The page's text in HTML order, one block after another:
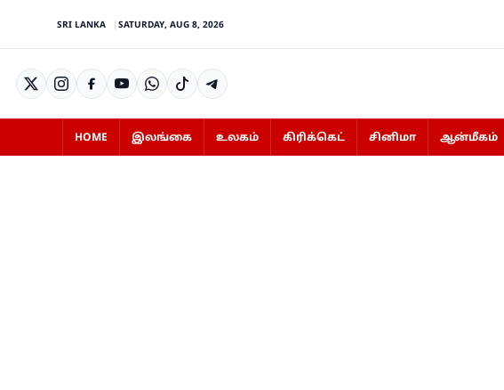
SRI LANKA SATURDAY, AUG 8, 2026
HOME இலங்கை உலகம் கிரிக்கெட் சினிமா ஆன்மீகம்